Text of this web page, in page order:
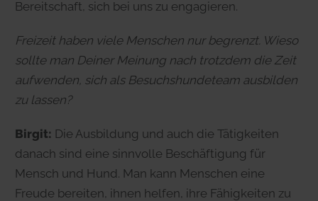
Bereitschaft, sich bei uns zu engagieren.
Freizeit haben viele Menschen nur begrenzt. Wieso
sollte man Deiner Meinung nach trotzdem die Zeit
aufwenden, sich als Besuchshundeteam ausbilden
zu lassen?
Birgit: Die Ausbildung und auch die Tätigkeiten
danach sind eine sinnvolle Beschäftigung für
Mensch und Hund. Man kann Menschen eine
Freude bereiten, ihnen helfen, ihre Fähigkeiten zu